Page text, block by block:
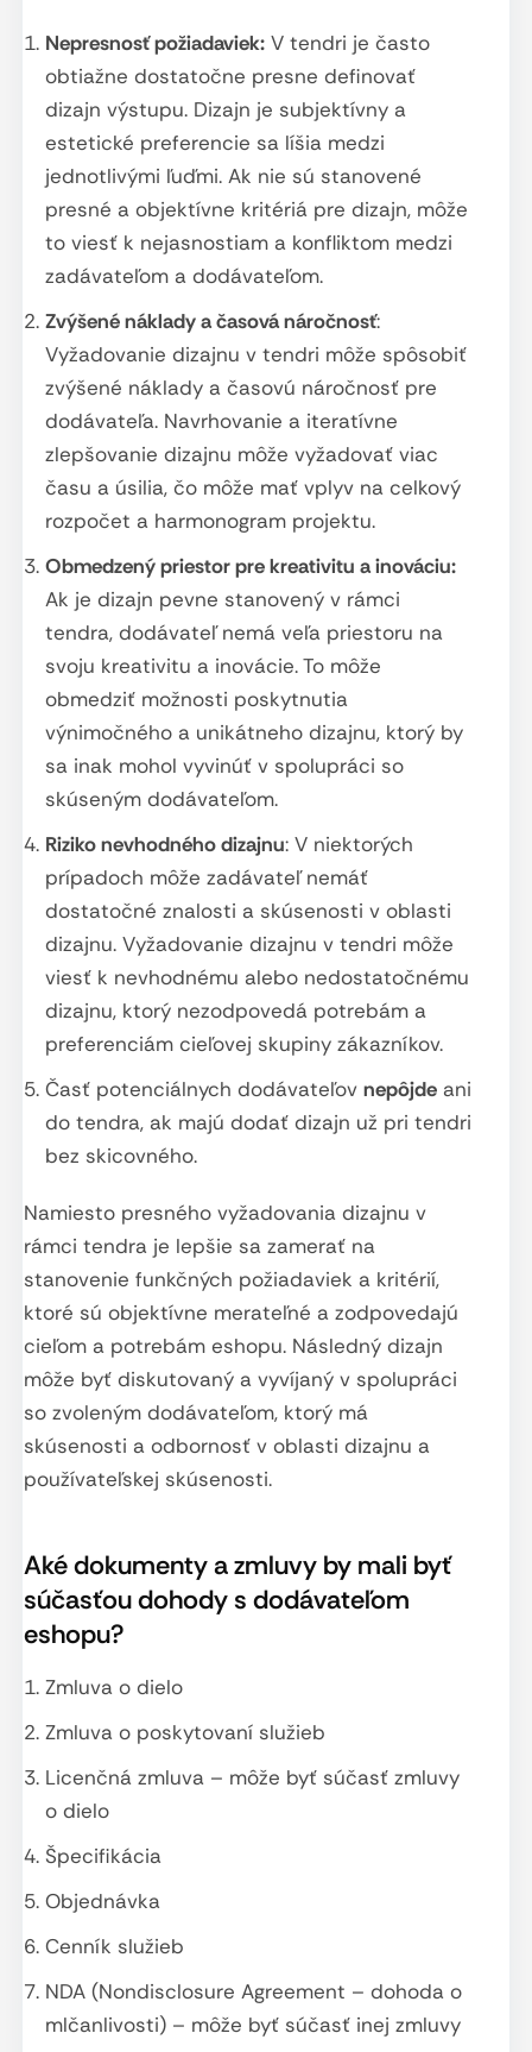
Nepresnosť požiadaviek:V tendri je často
obtiažne dostatočne presne definovať
dizajn výstupu. Dizajn je subjektívny a
estetické preferencie sa líšia medzi
jednotlivými ľuďmi. Ak nie sú stanovené
presné a objektívne kritériá pre dizajn, môže
to viesť k nejasnostiam a konfliktom medzi
zadávateľom a dodávateľom.
Zvýšené náklady a časová náročnosť:
Vyžadovanie dizajnu v tendri môže spôsobiť
zvýšené náklady a časovú náročnosť pre
dodávateľa. Navrhovanie a iteratívne
zlepšovanie dizajnu môže vyžadovať viac
času a úsilia, čo môže mať vplyv na celkový
rozpočet a harmonogram projektu.
Obmedzený priestor pre kreativitu a inováciu:
Ak je dizajn pevne stanovený v rámci
tendra, dodávateľ nemá veľa priestoru na
svoju kreativitu a inovácie. To môže
obmedziť možnosti poskytnutia
výnimočného a unikátneho dizajnu, ktorý by
sa inak mohol vyvinúť v spolupráci so
skúseným dodávateľom.
Riziko nevhodného dizajnu: V niektorých
prípadoch môže zadávateľ nemáť
dostatočné znalosti a skúsenosti v oblasti
dizajnu. Vyžadovanie dizajnu v tendri môže
viesť k nevhodnému alebo nedostatočnému
dizajnu, ktorý nezodpovedá potrebám a
preferenciám cieľovej skupiny zákazníkov.
Časť potenciálnych dodávateľov nepôjdeani
do tendra, ak majú dodať dizajn už pri tendri
bez skicovného.
Namiesto presného vyžadovania dizajnu v
rámci tendra je lepšie sa zamerať na
stanovenie funkčných požiadaviek a kritérií,
ktoré sú objektívne merateľné a zodpovedajú
cieľom a potrebám eshopu. Následný dizajn
môže byť diskutovaný a vyvíjaný v spolupráci
so zvoleným dodávateľom, ktorý má
skúsenosti a odbornosť v oblasti dizajnu a
používateľskej skúsenosti.
Aké dokumenty a zmluvy by mali byť
súčasťou dohody s dodávateľom
eshopu?
Zmluva o dielo
Zmluva o poskytovaní služieb
Licenčná zmluva – môže byť súčasť zmluvy
o dielo
Špecifikácia
Objednávka
Cenník služieb
NDA (Nondisclosure Agreement – dohoda o
mlčanlivosti) – môže byť súčasť inej zmluvy